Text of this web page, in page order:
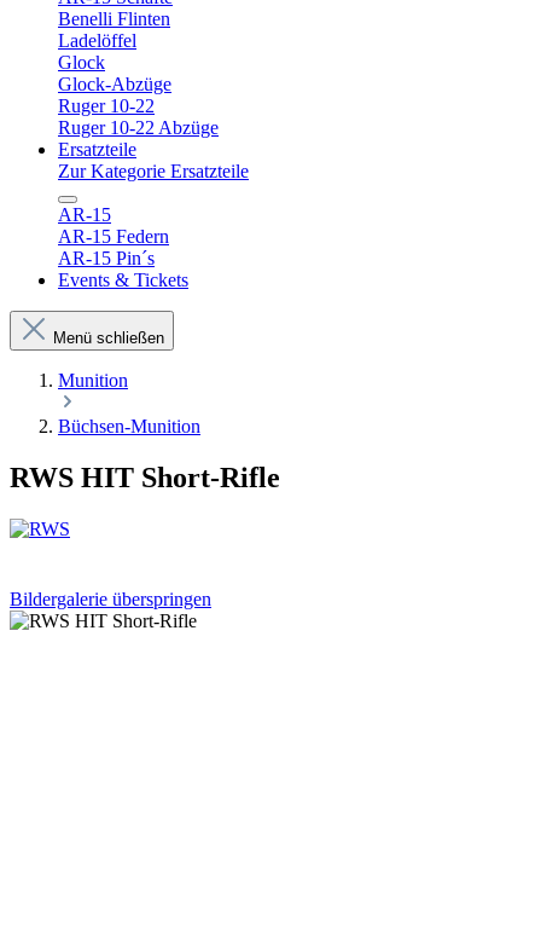
Benelli Flinten
Ladelöffel
Glock
Glock-Abzüge
Ruger 10-22
Ruger 10-22 Abzüge
Ersatzteile
Zur Kategorie Ersatzteile
AR-15
AR-15 Federn
AR-15 Pin´s
Events & Tickets
Menü schließen
Munition
Büchsen-Munition
RWS HIT Short-Rifle
Bildergalerie überspringen